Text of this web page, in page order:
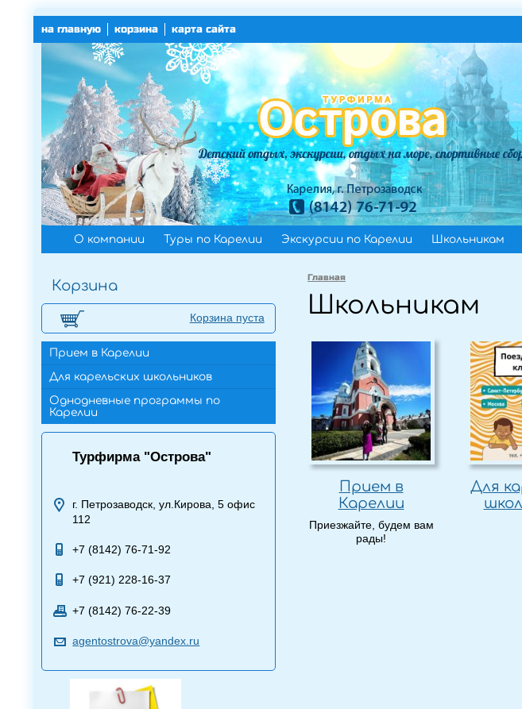
на главную корзина карта сайта
О компании Туры по Карелии Экскурсии по Карелии Школьникам
Корзина
Корзина пуста
Прием в Карелии
Для карельских школьников
Однодневные программы по
Карелии
Турфирма "Острова"
г. Петрозаводск, ул.Кирова, 5 офис
112
+7 (8142) 76-71-92
+7 (921) 228-16-37
+7 (8142) 76-22-39
agentostrova@yandex.ru
Главная
Школьникам
Прием в
Карелии
Приезжайте, будем вам
рады!
Для